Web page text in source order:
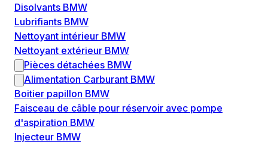
Disolvants BMW
Lubrifiants BMW
Nettoyant intérieur BMW
Nettoyant extérieur BMW
Pièces détachées BMW
Alimentation Carburant BMW
Boitier papillon BMW
Faisceau de câble pour réservoir avec pompe
d'aspiration BMW
Injecteur BMW